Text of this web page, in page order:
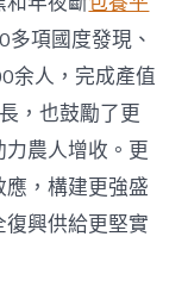
項國度發現、
余人，完成產值
，也鼓勵了更
農人增收。更
，構建更強盛
復興供給更堅實